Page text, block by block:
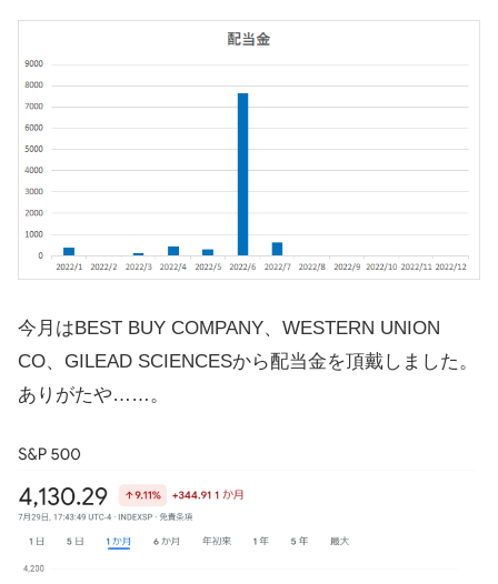
今月はBEST BUY COMPANY、WESTERN UNION
CO、GILEAD SCIENCESから配当金を頂戴しました。
ありがたや……。